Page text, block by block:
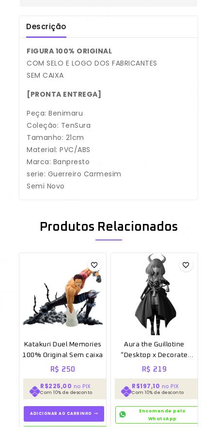
Descrição
FIGURA 100% ORIGINAL
COM SELO E LOGO DOS FABRICANTES
SEM CAIXA
[PRONTA ENTREGA]
Peça: Benimaru
Coleção: TenSura
Tamanho: 21cm
Material: PVC/ABS
Marca: Banpresto
serie: Guerreiro Carmesim
Semi Novo
Produtos Relacionados
Katakuri Duel Memories
100% Original Sem caixa
R$ 250
R$225,00 no PIX
Com 10% de desconto
ADICIONAR AO CARRINHO
Aura the Guillotine
“Desktop x Decorate
Collections” 100% Original
R$ 219
R$197,10 no PIX
Com 10% de desconto
Encomende pelo
WhatsApp